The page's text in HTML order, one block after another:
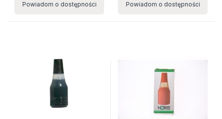
Powiadom o dostępności Powiadom o dostępności